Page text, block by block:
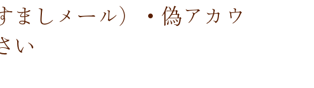
ましメール）・偽アカウ
い